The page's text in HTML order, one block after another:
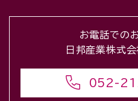
お電話での
日邦産業株式
052-